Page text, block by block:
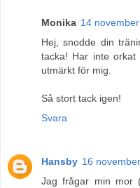
Monika 14
Hej, snodde din
tacka! Har inte
utmärkt för mig.
Så stort tack igen!
Svara
Hansby 16
Jag frågar min mor